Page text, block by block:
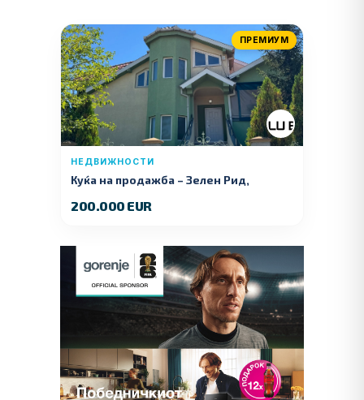
ПРЕМИУМ
НЕДВИЖНОСТИ
Куќа на продажба – Зелeн Рид,
200.000 EUR